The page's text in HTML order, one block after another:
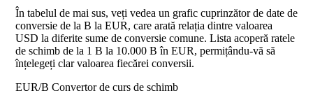
În tabelul de mai sus, veți vedea un grafic cuprinzător de date de
conversie de la B la EUR, care arată relația dintre valoarea
USD la diferite sume de conversie comune. Lista acoperă ratele
de schimb de la 1 B la 10.000 B în EUR, permițându-vă să
înțelegeți clar valoarea fiecărei conversii.
EUR/B Convertor de curs de schimb